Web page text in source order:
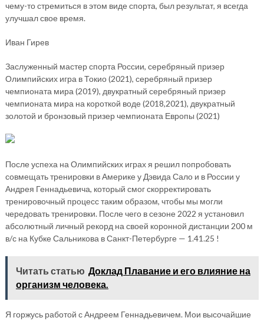
чему-то стремиться в этом виде спорта, был результат, я всегда
улучшал свое время.
Иван Гирев
Заслуженный мастер спорта России, серебряный призер
Олимпийских игра в Токио (2021), серебряный призер
чемпионата мира (2019), двукратный серебряный призер
чемпионата мира на короткой воде (2018,2021), двукратный
золотой и бронзовый призер чемпионата Европы (2021)
После успеха на Олимпийских играх я решил попробовать
совмещать тренировки в Америке у Дэвида Сало и в России у
Андрея Геннадьевича, который смог скорректировать
тренировочный процесс таким образом, чтобы мы могли
чередовать тренировки. После чего в сезоне 2022 я установил
абсолютный личный рекорд на своей коронной дистанции 200 м
в/с на Кубке Сальникова в Санкт-Петербурге — 1.41.25 !
Читать статью Доклад Плавание и его влияние на
организм человека.
Я горжусь работой с Андреем Геннадьевичем. Мои высочайшие